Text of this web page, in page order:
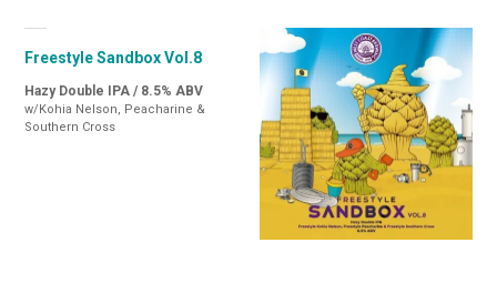
Freestyle Sandbox Vol.8
Hazy Double IPA / 8.5% ABV
w/Kohia Nelson, Peacharine &
Southern Cross